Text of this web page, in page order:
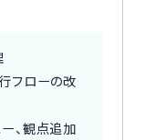
フローの改
、観点追加